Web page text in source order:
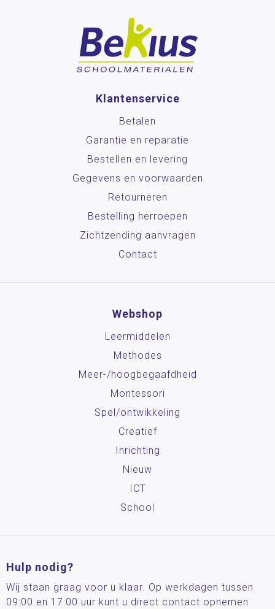
Klantenservice
Betalen
Garantie en reparatie
Bestellen en levering
Gegevens en voorwaarden
Retourneren
Bestelling herroepen
Zichtzending aanvragen
Contact
Webshop
Leermiddelen
Methodes
Meer-/hoog­begaafdheid
Montessori
Spel/ontwikkeling
Creatief
Inrichting
Nieuw
ICT
School
Hulp nodig?
Wij staan graag voor u klaar. Op werkdagen tussen
09:00 en 17:00 uur kunt u direct contact opnemen